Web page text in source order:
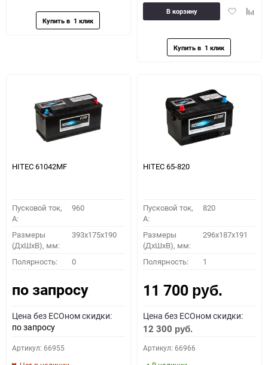
сравнению
Добавить
В корзину
HITEC 61042MF
Пусковой ток,
A:
960
Размеры
(ДхШхВ), мм:
393x175x190
Полярность: 0
по запросу
Цена без ECOном скидки:
по запросу
Артикул: 66955
HITEC 65-820
Пусковой ток,
A:
820
Размеры
(ДхШхВ), мм:
296х187х191
Полярность: 1
11 700 руб.
Цена без ECOном скидки:
12 300 руб.
Артикул: 66966